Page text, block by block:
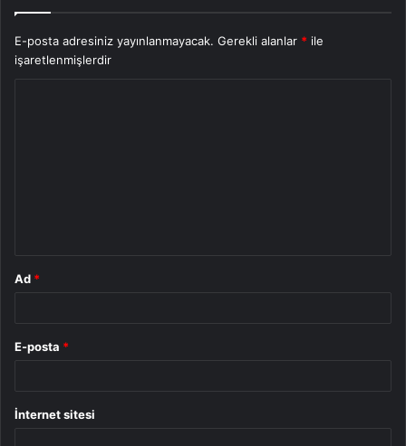
E-posta adresiniz yayınlanmayacak. Gerekli alanlar * ile
işaretlenmişlerdir
Ad *
E-posta *
İnternet sitesi